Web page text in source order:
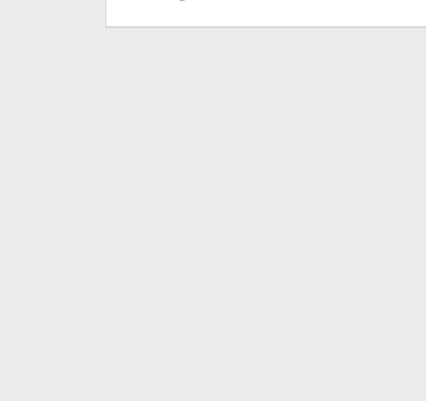
Satu